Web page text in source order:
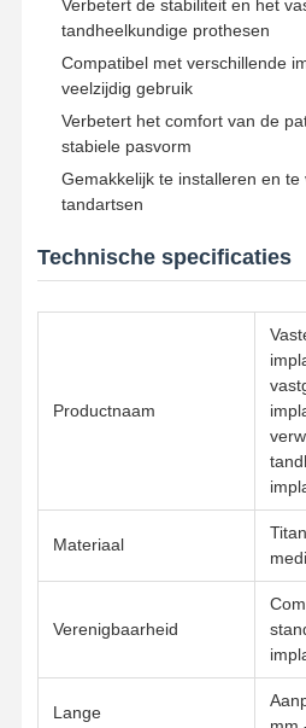
Thuis Producten
Kwaliteitscont
Role
Contacteer
Ons
Praatje Nu
Emax fineer
Tandimplant Bar
Porselein gesmolten met metaal
Verbetert de stabiliteit en het
tandheelkundige prothesen
Compatibel met verschillende
veelzijdig gebruik
Verbetert het comfort van de
stabiele pasvorm
Gemakkelijk te installeren en
tandartsen
Technische specificaties
Productnaam
Materiaal
Verenigbaarheid
Lange